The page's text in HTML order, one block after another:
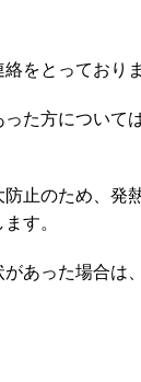
をとっており
た方につい
止のため、
す。
あった場合